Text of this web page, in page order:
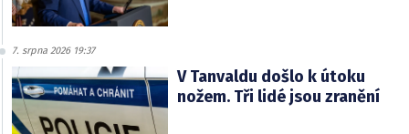
7. srpna 2026 19:37
V Tanvaldu došlo k útoku
nožem. Tři lidé jsou zranění